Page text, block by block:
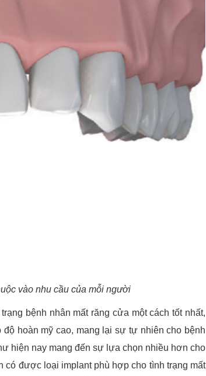
vào nhu cầu của mỗi người
bệnh nhân mất răng cửa một cách tốt nhất,
hoàn mỹ cao, mang lại sự tự nhiên cho bệnh
hiện nay mang đến sự lựa chọn nhiều hơn cho
có được loại implant phù hợp cho tình trạng mất